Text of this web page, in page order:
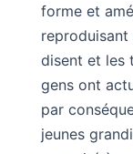
forme et
disent et les
gens ont
par
jeunes